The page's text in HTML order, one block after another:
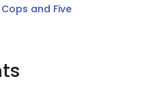
and Five